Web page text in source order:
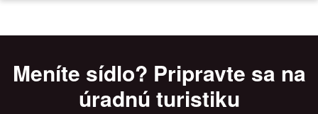
Meníte sídlo? Pripravte sa na
úradnú turistiku